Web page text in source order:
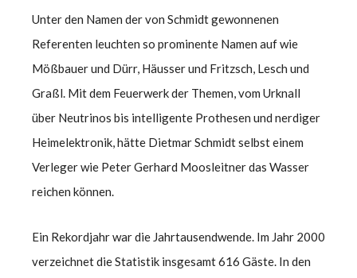
Unter den Namen der von Schmidt gewonnenen
Referenten leuchten so prominente Namen auf wie
Mößbauer und Dürr, Häusser und Fritzsch, Lesch und
Graßl. Mit dem Feuerwerk der Themen, vom Urknall
über Neutrinos bis intelligente Prothesen und nerdiger
Heimelektronik, hätte Dietmar Schmidt selbst einem
Verleger wie Peter Gerhard Moosleitner das Wasser
reichen können.
Ein Rekordjahr war die Jahrtausendwende. Im Jahr 2000
verzeichnet die Statistik insgesamt 616 Gäste. In den